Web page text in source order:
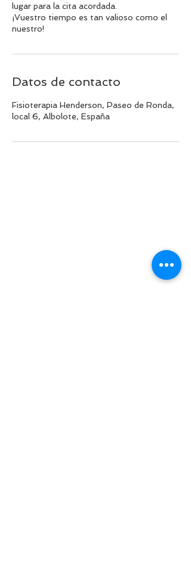
lugar para la cita acordada.
¡Vuestro tiempo es tan valioso como el
nuestro!
Datos de contacto
Fisioterapia Henderson, Paseo de Ronda,
local 6, Albolote, España